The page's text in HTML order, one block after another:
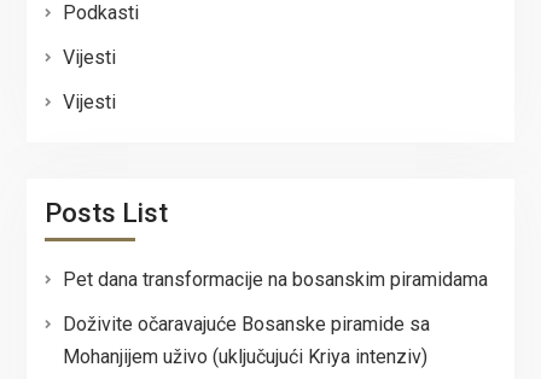
Podkasti
Vijesti
Vijesti
Posts List
Pet dana transformacije na bosanskim piramidama
Doživite očaravajuće Bosanske piramide sa
Mohanjijem uživo (uključujući Kriya intenziv)